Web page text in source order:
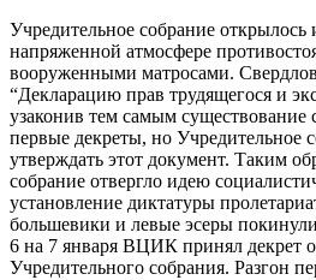
Учредительное собрание открылось
напряженной атмосфере
вооруженными матросами.
“Декларацию прав трудящегося и
узаконив тем самым существование
первые декреты, но Учредительное
утверждать этот документ. Таким
собрание отвергло идею
установление диктатуры
большевики и левые эсеры
6 на 7 января ВЦИК принял декрет
Учредительного собрания. Разгон